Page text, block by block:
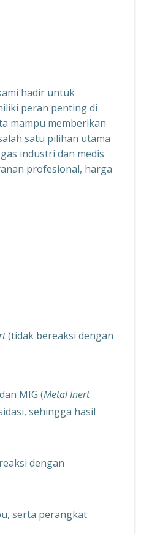
hadir untuk
peran penting di
mampu memberikan
satu pilihan utama
industri dan medis
profesional, harga
(tidak bereaksi dengan
MIG (Metal Inert
sehingga hasil
dengan
serta perangkat